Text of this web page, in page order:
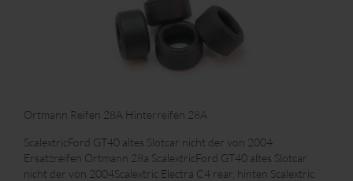
Ortmann Reifen 28A Hinterreifen 28A
ScalextricFord GT40 altes Slotcar nicht der von 2004
Ersatzreifen Ortmann 28a ScalextricFord GT40 altes Slotcar
nicht der von 2004Scalextric Electra C4 rear, hinten Scalextric